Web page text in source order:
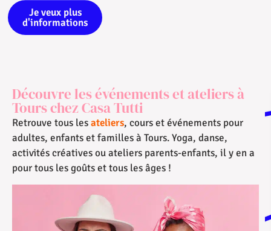
Je veux plus
d'informations
Découvre les événements et ateliers à
Tours chez Casa Tutti
Retrouve tous lesateliers, cours et événements pour
adultes, enfants et familles à Tours. Yoga, danse,
activités créatives ou ateliers parents-enfants, il y en a
pour tous les goûts et tous les âges !